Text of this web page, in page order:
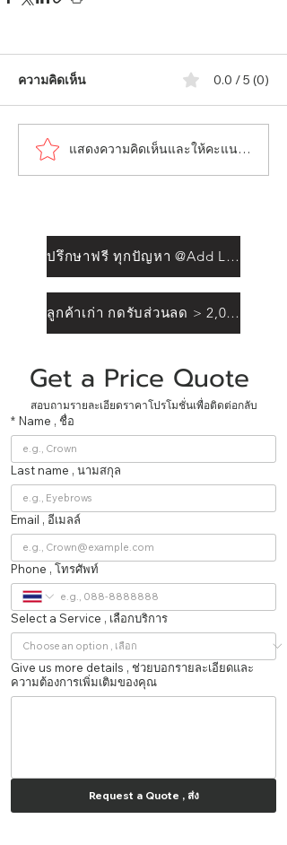
ความคิดเห็น 0.0 / 5 (0)
แสดงความคิดเห็นและให้คะแนน...
ปรึกษาฟรี ทุกปัญหา @Add Line
ลูกค้าเก่า กดรับส่วนลด > 2,000฿
สอบถามรายละเอียดราคาโปรโมชั่นเพื่อติดต่อกลับ
* Name , ชื่อ
Last name , นามสกุล
Email , อีเมลล์
Phone , โทรศัพท์
Select a Service , เลือกบริการ
Give us more details , ช่วยบอกรายละเอียดและ
ความต้องการเพิ่มเติมของคุณ
Request a Quote , ส่ง